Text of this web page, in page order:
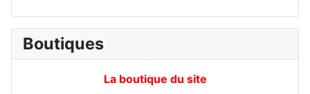
Boutiques
La boutique du site